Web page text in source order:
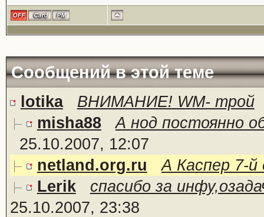
Сообщений в этой теме
lotika
ВНИМАНИЕ! WM- трой
misha88
А нод постоянно
25.10.2007, 12:07
netland.org.ru
А Каспер 7-й
Lerik
спасибо за
25.10.2007, 23:38